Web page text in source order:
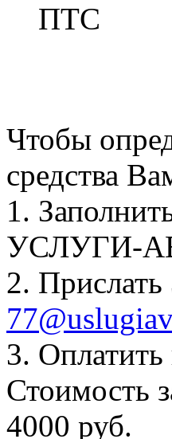
ПТС
Чтобы
средства
1.
УСЛУГИ-
2.
3.
Стоимость
4000 руб.